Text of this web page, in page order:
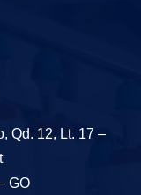
Qd. 12, Lt. 17 –
GO